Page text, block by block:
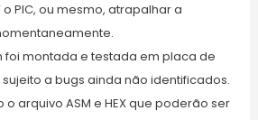
PIC, ou mesmo, atrapalhar a
foi montada e testada em placa de
a bugs ainda não identificados.
arquivo ASM e HEX que poderão ser